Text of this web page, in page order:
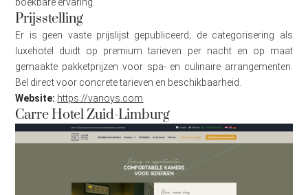
Prijsstelling
Er is geen vaste prijslijst gepubliceerd; de categorisering als
luxehotel duidt op premium tarieven per nacht en op maat
gemaakte pakketprijzen voor spa- en culinaire arrangementen.
Bel direct voor concrete tarieven en beschikbaarheid.
Website: https://vanoys.com
Carre Hotel Zuid-Limburg